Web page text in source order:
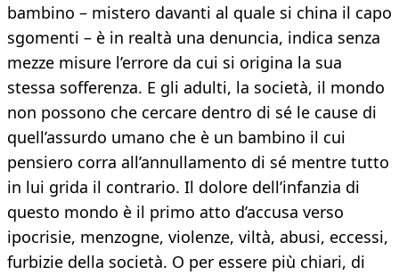
bambino – mistero davanti al quale si china il capo
sgomenti – è in realtà una denuncia, indica senza
mezze misure l’errore da cui si origina la sua
stessa sofferenza. E gli adulti, la società, il mondo
non possono che cercare dentro di sé le cause di
quell’assurdo umano che è un bambino il cui
pensiero corra all’annullamento di sé mentre tutto
in lui grida il contrario. Il dolore dell’infanzia di
questo mondo è il primo atto d’accusa verso
ipocrisie, menzogne, violenze, viltà, abusi, eccessi,
furbizie della società. O per essere più chiari, di